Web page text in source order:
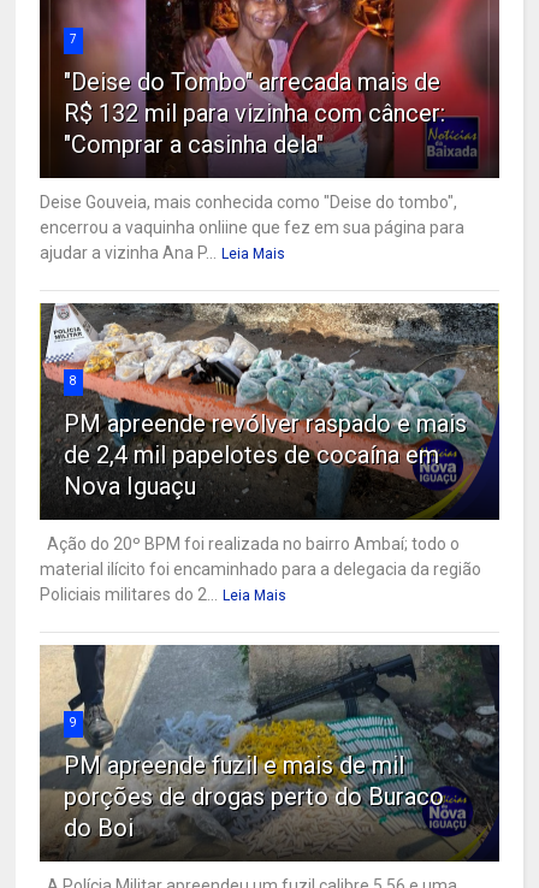
7
"Deise do Tombo" arrecada mais de
R$ 132 mil para vizinha com câncer:
"Comprar a casinha dela"
Deise Gouveia, mais conhecida como "Deise do tombo",
encerrou a vaquinha onliine que fez em sua página para
ajudar a vizinha Ana P...
Leia Mais
8
PM apreende revólver raspado e mais
de 2,4 mil papelotes de cocaína em
Nova Iguaçu
Ação do 20º BPM foi realizada no bairro Ambaí; todo o
material ilícito foi encaminhado para a delegacia da região
Policiais militares do 2...
Leia Mais
9
PM apreende fuzil e mais de mil
porções de drogas perto do Buraco
do Boi